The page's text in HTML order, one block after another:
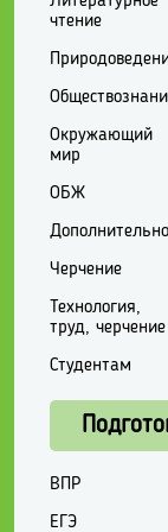
чтение
Окружающий
мир
ОБЖ
Дополнительно
Черчение
Технология,
труд, черчение
Студентам
ВПР
ЕГЭ